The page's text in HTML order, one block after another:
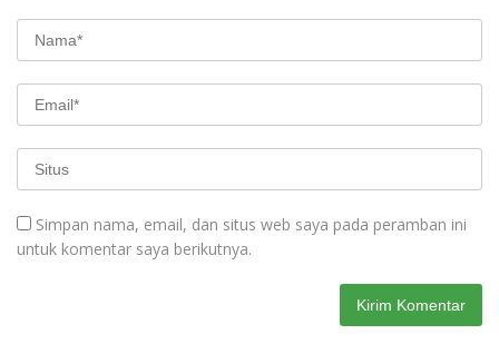
Simpan nama, email, dan situs web saya pada peramban ini
untuk komentar saya berikutnya.